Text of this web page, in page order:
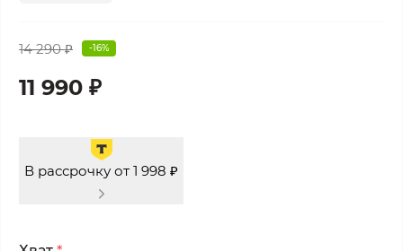
14 290 ₽ -16%
11 990 ₽
В рассрочку от 1 998 ₽